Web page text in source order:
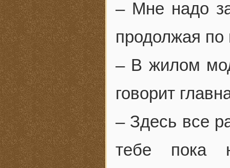
– Мне надо
продолжая по
– В жилом
говорит
– Здесь все
тебе пока